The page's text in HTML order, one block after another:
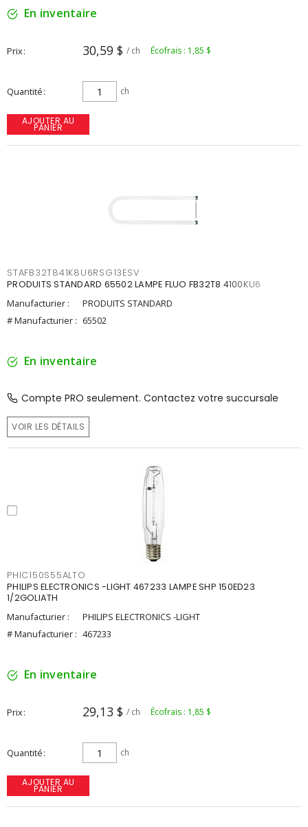
En inventaire
Prix 30,59 $ / ch Écofrais : 1,85 $
Quantité ch
AJOUTER AU
PANIER
STAFB32T841K8U6RSG13ESV
PRODUITS STANDARD 65502 LAMPE FLUO FB32T8 4100KU6
Manufacturier :
PRODUITS STANDARD
# Manufacturier : 65502
En inventaire
Compte PRO seulement. Contactez votre succursale
VOIR LES DÉTAILS
PHIC150S55ALTO
PHILIPS ELECTRONICS -LIGHT 467233 LAMPE SHP 150ED23
1/2GOLIATH
Manufacturier :
PHILIPS ELECTRONICS -LIGHT
# Manufacturier : 467233
En inventaire
Prix 29,13 $ / ch Écofrais : 1,85 $
Quantité ch
AJOUTER AU
PANIER